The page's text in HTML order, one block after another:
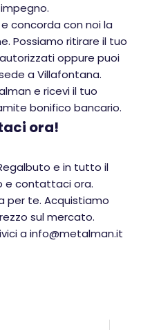
concorda con noi la
Possiamo ritirare il tuo
oppure puoi
a Villafontana.
e ricevi il tuo
bonifico bancario.
ora!
e in tutto il
e contattaci ora.
per te. Acquistiamo
sul mercato.
a info@metalman.it